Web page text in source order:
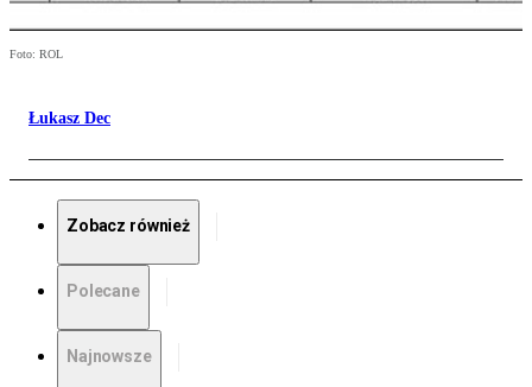
Foto: ROL
Łukasz Dec
Zobacz również
Polecane
Najnowsze